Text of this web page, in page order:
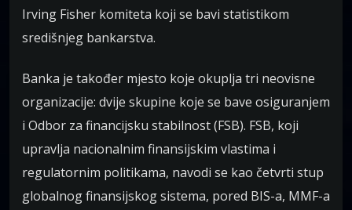
Irving Fisher komiteta koji se bavi statistikom
središnjeg bankarstva.
Banka je također mjesto koje okuplja tri neovisne
organizacije: dvije skupine koje se bave osiguranjem
i Odbor za financijsku stabilnost (FSB). FSB, koji
upravlja nacionalnim finansijskim vlastima i
regulatornim politikama, navodi se kao četvrti stup
globalnog finansijskog sistema, pored BIS-a, MMF-a